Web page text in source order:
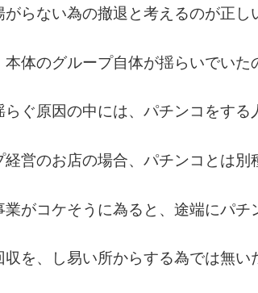
がらない為の撤退と考えるのが正
本体のグループ自体が揺らいでいた
らぐ原因の中には、パチンコをする
経営のお店の場合、パチンコとは
業がコケそうに為ると、途端にパチ
収を、し易い所からする為では無